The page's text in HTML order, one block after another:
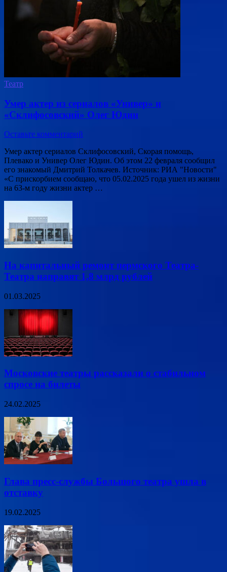
Театр
Умер актер из сериалов «Универ» и
«Склифосовский» Олег Юдин
Оставьте комментарий
Умер актер сериалов Склифосовский, Скорая помощь,
Плевако и Универ Олег Юдин. Об этом 22 февраля сообщил
его знакомый Дмитрий Толкачев. Источник: РИА "Новости"
«С прискорбием сообщаю, что 05.02.2025 года ушел из жизни
на 63-м году жизни актер …
На капитальный ремонт пермского Театра-
Театра направят 1,8 млрд рублей
01.03.2025
Московские театры рассказали о стабильном
спросе на билеты
24.02.2025
Глава пресс-службы Большого театра ушла в
отставку
19.02.2025